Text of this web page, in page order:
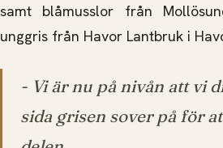
samt blåmusslor från
unggris från Havor Lantbruk i
- Vi är nu på nivån att vi
sida grisen sover på för